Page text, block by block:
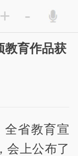
+ -
教育作品获
省教育宣
会上公布了